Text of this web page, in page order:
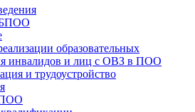
БПОО
образовательных
инвалидов и лиц с ОВЗ в ПОО
и трудоустройство